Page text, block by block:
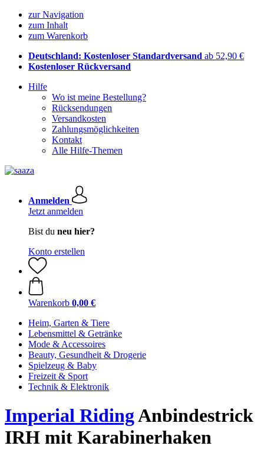
zur Navigation
zum Inhalt
zum Warenkorb
Deutschland: Kostenloser Standardversand ab 52,90 €
Kostenloser Rückversand
Hilfe
Wo ist meine Bestellung?
Rücksendungen
Versandkosten
Zahlungsmöglichkeiten
Kontakt
Alle Hilfe-Themen
Anmelden
Jetzt anmelden
Bist du neu hier?
Konto erstellen
Warenkorb 0,00 €
Heim, Garten & Tiere
Lebensmittel & Getränke
Mode & Accessoires
Beauty, Gesundheit & Drogerie
Spielzeug & Baby
Freizeit & Sport
Technik & Elektronik
Imperial RidingAnbindestrick
IRH mit Karabinerhaken